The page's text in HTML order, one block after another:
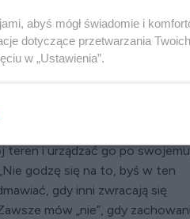
potrzeby, a czasem
troszczyć się o
do siebie.
i życia na własnych
teren i urządzać go po
godzę się na to, byś w ten
gdy inni zwracają się
mów „nie”, gdy
abyś mógł świadomie i
dotyczące przetwarzania
w „Ustawienia”.